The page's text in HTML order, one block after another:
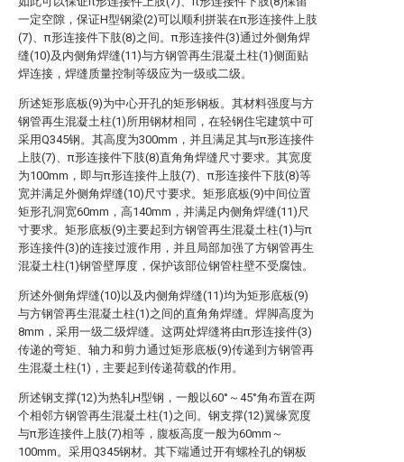
一定空隙，保证H型钢梁(2)可以顺利拼装在π形连接件上肢
(7)、π形连接件下肢(8)之间。π形连接件(3)通过外侧角焊
缝(10)及内侧角焊缝(11)与方钢管再生混凝土柱(1)侧面贴
焊连接，焊缝质量控制等级应为一级或二级。
所述矩形底板(9)为中心开孔的矩形钢板。其材料强度与方
钢管再生混凝土柱(1)所用钢材相同，在轻钢住宅建筑中可
采用Q345钢。其高度为300mm，并且满足其与π形连接件
上肢(7)、π形连接件下肢(8)直角角焊缝尺寸要求。其宽度
为100mm，即与π形连接件上肢(7)、π形连接件下肢(8)等
宽并满足外侧角焊缝(10)尺寸要求。矩形底板(9)中间位置
矩形孔洞宽60mm，高140mm，并满足内侧角焊缝(11)尺
寸要求。矩形底板(9)主要起到方钢管再生混凝土柱(1)与π
形连接件(3)的连接过渡作用，并且局部加强了方钢管再生
混凝土柱(1)钢管壁厚度，保护该部位钢管柱壁不受腐蚀。
所述外侧角焊缝(10)以及内侧角焊缝(11)均为矩形底板(9)
与方钢管再生混凝土柱(1)之间的直角角焊缝。焊脚高度为
8mm，采用一级二级焊缝。这两处焊缝将由π形连接件(3)
传递的弯矩、轴力和剪力通过矩形底板(9)传递到方钢管再
生混凝土柱(1)，主要起到传递荷载的作用。
所述钢支撑(12)为热轧H型钢，一般以60°～45°角布置在两
个相邻方钢管再生混凝土柱(1)之间。钢支撑(12)翼缘宽度
与π形连接件上肢(7)相等，腹板高度一般为60mm～
100mm。采用Q345钢材。其下端通过开有螺栓孔的钢板